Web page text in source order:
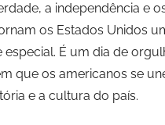
a independência e
os Estados Unidos
especial. É um dia de
que os americanos se
e a cultura do país.